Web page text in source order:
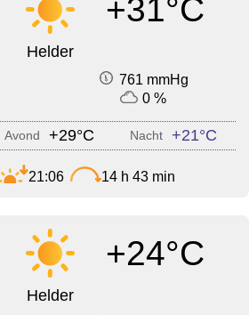
+31°C
Helder
761 mmHg
0 %
Avond +29°C Nacht +21°C
21:06 14 h 43 min
+24°C
Helder